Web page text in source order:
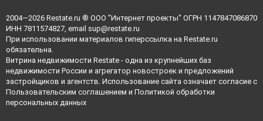
2004—2026 Restate.ru ® ООО "Интернет проекты" ОГРН 1147847086870
ИНН 7811574827, email sup@restate.ru
При использовании материалов гиперссылка на Restate.ru
обязательна.
Витрина недвижимости Restate - одна из крупнейших баз
недвижимости России и агрегатор новостроек и предложений
застройщиков и агентств. Использование сайта означает согласие с
Пользовательским соглашением и Политикой обработки
персональных данных